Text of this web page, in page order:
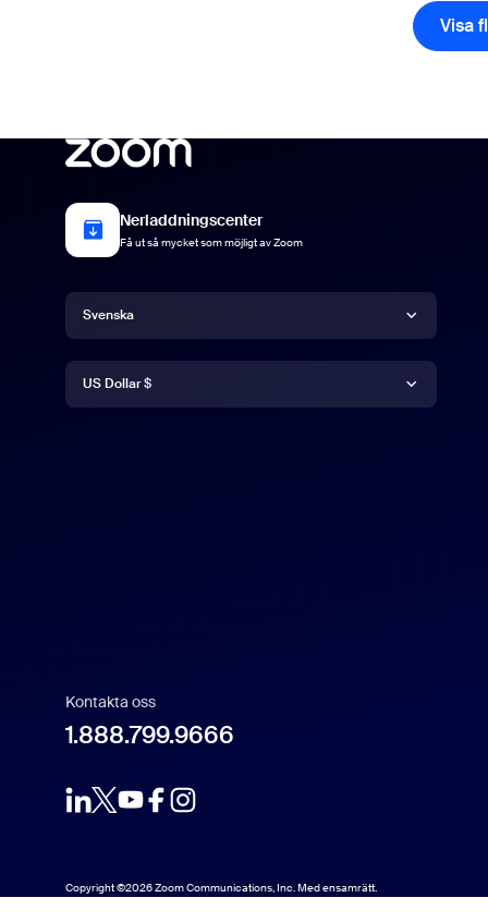
Visa
Nerladdningscenter
Få ut så mycket som möjligt av Zoom
Språk
Svenska
Deutsch
Italiano
한국어
Nederlands
Valuta
US Dollar $
Kontakta oss
1.888.799.9666
Copyright ©2026 Zoom Communications, Inc. Med ensamrätt.